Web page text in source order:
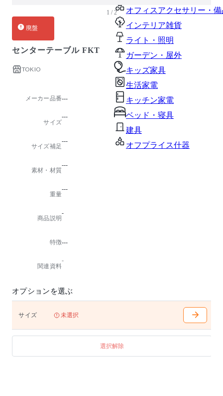
オフィスアクセサリー・備
インテリア雑貨
ライト・照明
ガーデン・屋外
キッズ家具
生活家電
キッチン家電
ベッド・寝具
建具
オフプライス什器
1 / 2
廃盤
センターテーブル FKT
TOKIO
メーカー品番---
サイズ
---
サイズ補足
---
素材・材質
---
重量
---
商品説明
-
特徴---
関連資料
-
オプションを選ぶ
サイズ 未選択
選択解除